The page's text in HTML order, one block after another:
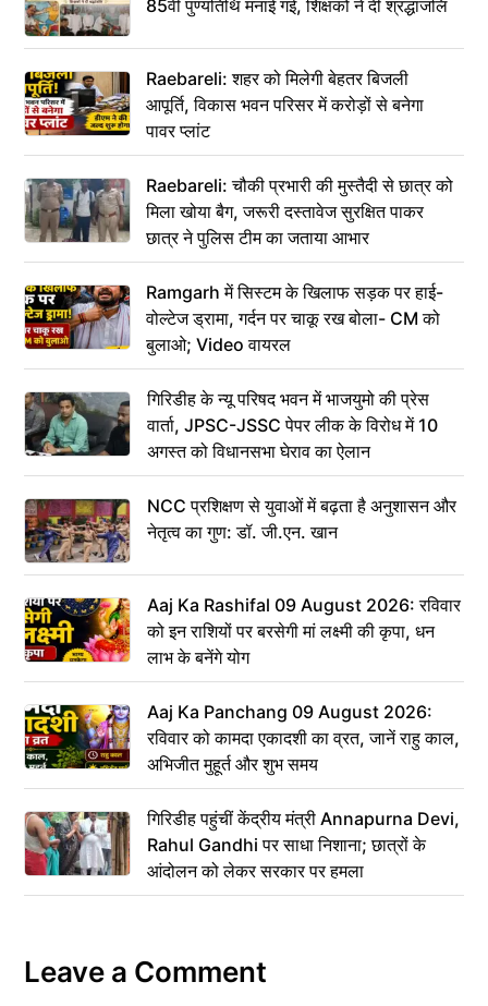
85वीं पुण्यतिथि मनाई गई, शिक्षकों ने दी श्रद्धांजलि
Raebareli: शहर को मिलेगी बेहतर बिजली
आपूर्ति, विकास भवन परिसर में करोड़ों से बनेगा
पावर प्लांट
Raebareli: चौकी प्रभारी की मुस्तैदी से छात्र को
मिला खोया बैग, जरूरी दस्तावेज सुरक्षित पाकर
छात्र ने पुलिस टीम का जताया आभार
Ramgarh में सिस्टम के खिलाफ सड़क पर हाई-
वोल्टेज ड्रामा, गर्दन पर चाकू रख बोला- CM को
बुलाओ; Video वायरल
गिरिडीह के न्यू परिषद भवन में भाजयुमो की प्रेस
वार्ता, JPSC-JSSC पेपर लीक के विरोध में 10
अगस्त को विधानसभा घेराव का ऐलान
NCC प्रशिक्षण से युवाओं में बढ़ता है अनुशासन और
नेतृत्व का गुण: डॉ. जी.एन. खान
Aaj Ka Rashifal 09 August 2026: रविवार
को इन राशियों पर बरसेगी मां लक्ष्मी की कृपा, धन
लाभ के बनेंगे योग
Aaj Ka Panchang 09 August 2026:
रविवार को कामदा एकादशी का व्रत, जानें राहु काल,
अभिजीत मुहूर्त और शुभ समय
गिरिडीह पहुंचीं केंद्रीय मंत्री Annapurna Devi,
Rahul Gandhi पर साधा निशाना; छात्रों के
आंदोलन को लेकर सरकार पर हमला
Leave a Comment